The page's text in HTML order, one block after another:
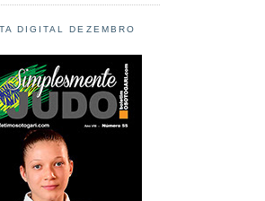
DIGITAL DEZEMBRO